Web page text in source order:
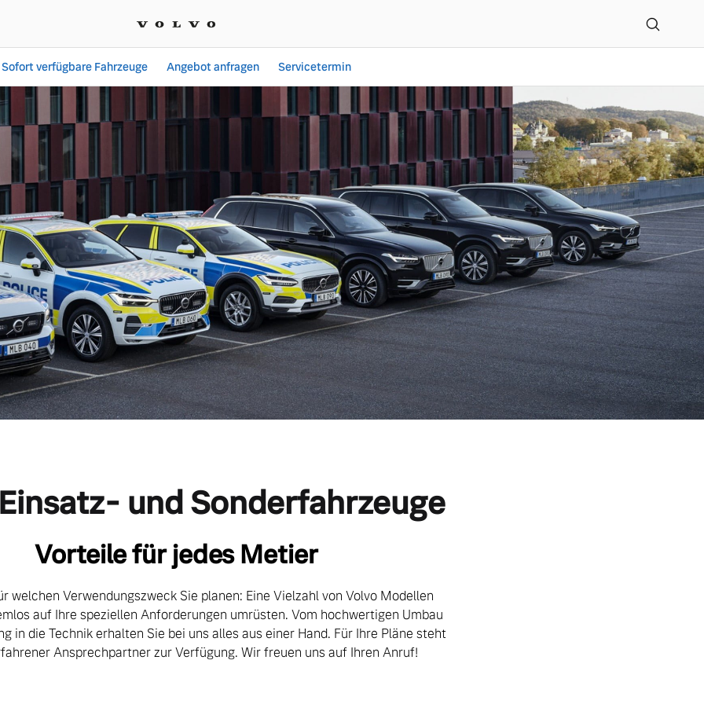
Automobile GmbH & Co. KG
Sofort verfügbare Fahrzeuge Angebot anfragen Servicetermin
und Sonderfahrzeuge
Vorteile für jedes Metier
welchen Verwendungszweck Sie planen: Eine Vielzahl von Volvo Modellen
auf Ihre speziellen Anforderungen umrüsten. Vom hochwertigen Umbau
in die Technik erhalten Sie bei uns alles aus einer Hand. Für Ihre Pläne steht
Ansprechpartner zur Verfügung. Wir freuen uns auf Ihren Anruf!